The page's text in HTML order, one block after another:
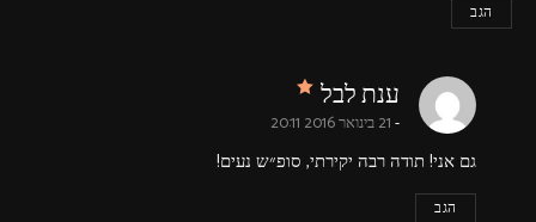
הגב
ענת לבל says:
21 בינואר 2016 20:11
גם אני! תודה רבה יקירתי, סופ״ש נעים!
הגב